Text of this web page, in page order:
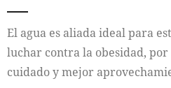
El agua es aliada ideal para
luchar contra la obesidad,
cuidado y mejor